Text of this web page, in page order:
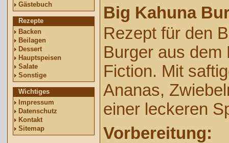
Gästebuch
Rezepte
Backen
Beilagen
Dessert
Hauptspeisen
Salate
Sonstige
Wichtiges
Impressum
Datenschutz
Kontakt
Sitemap
Big Kahuna
Rezept für den
Burger aus dem
Fiction. Mit
Ananas,
einer leckeren
Vorbereitung: